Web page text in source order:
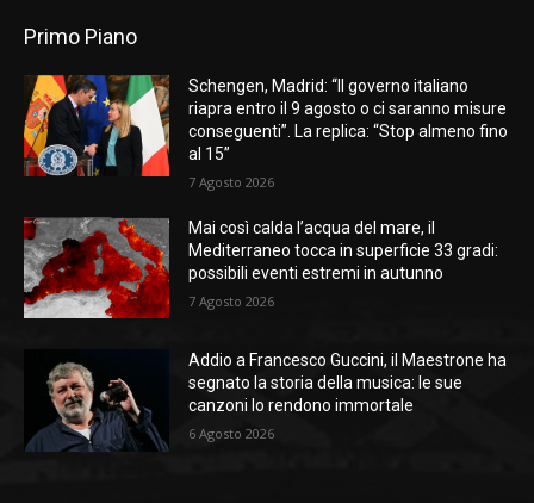
Primo Piano
Schengen, Madrid: “Il governo italiano
riapra entro il 9 agosto o ci saranno misure
conseguenti”. La replica: “Stop almeno fino
al 15”
7 Agosto 2026
Mai così calda l’acqua del mare, il
Mediterraneo tocca in superficie 33 gradi:
possibili eventi estremi in autunno
7 Agosto 2026
Addio a Francesco Guccini, il Maestrone ha
segnato la storia della musica: le sue
canzoni lo rendono immortale
6 Agosto 2026